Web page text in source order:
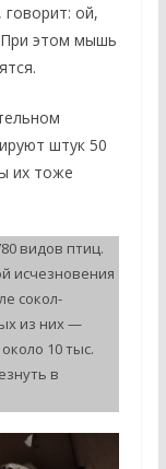
ой,
При этом мышь
штук 50
их тоже
видов птиц.
исчезновения
сокол-
из них —
10 тыс.
в